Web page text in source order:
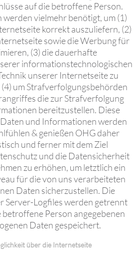
auf die betroffene Person.
vielmehr benötigt, um (1)
korrekt auszuliefern, (2)
sowie die Werbung für
(3) die dauerhafte
informationstechnologischen
unserer Internetseite zu
um Strafverfolgungsbehörden
die zur Strafverfolgung
bereitzustellen. Diese
und Informationen werden
& genießen OHG daher
und ferner mit dem Ziel
und die Datensicherheit
zu erhöhen, um letztlich ein
für die von uns verarbeiteten
Daten sicherzustellen. Die
Server-Logfiles werden getrennt
Person angegebenen
Daten gespeichert.
über die Internetseite